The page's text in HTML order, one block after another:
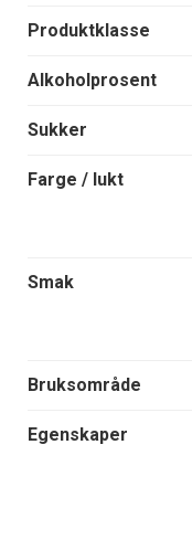
Produktklasse
Alkoholprosent
Sukker
Farge / lukt
Smak
Bruksområde
Egenskaper